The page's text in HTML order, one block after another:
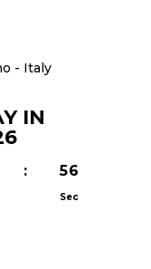
- Italy
IN
: 55
Sec